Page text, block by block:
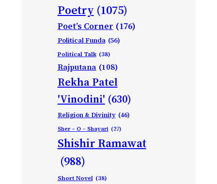
Poetry (1075)
Poet’s Corner (176)
Political Funda (56)
Political Talk (38)
Rajputana (108)
Rekha Patel
'Vinodini' (630)
Religion & Divinity (46)
Sher – O – Shayari (27)
Shishir Ramawat
(988)
Short Novel (38)